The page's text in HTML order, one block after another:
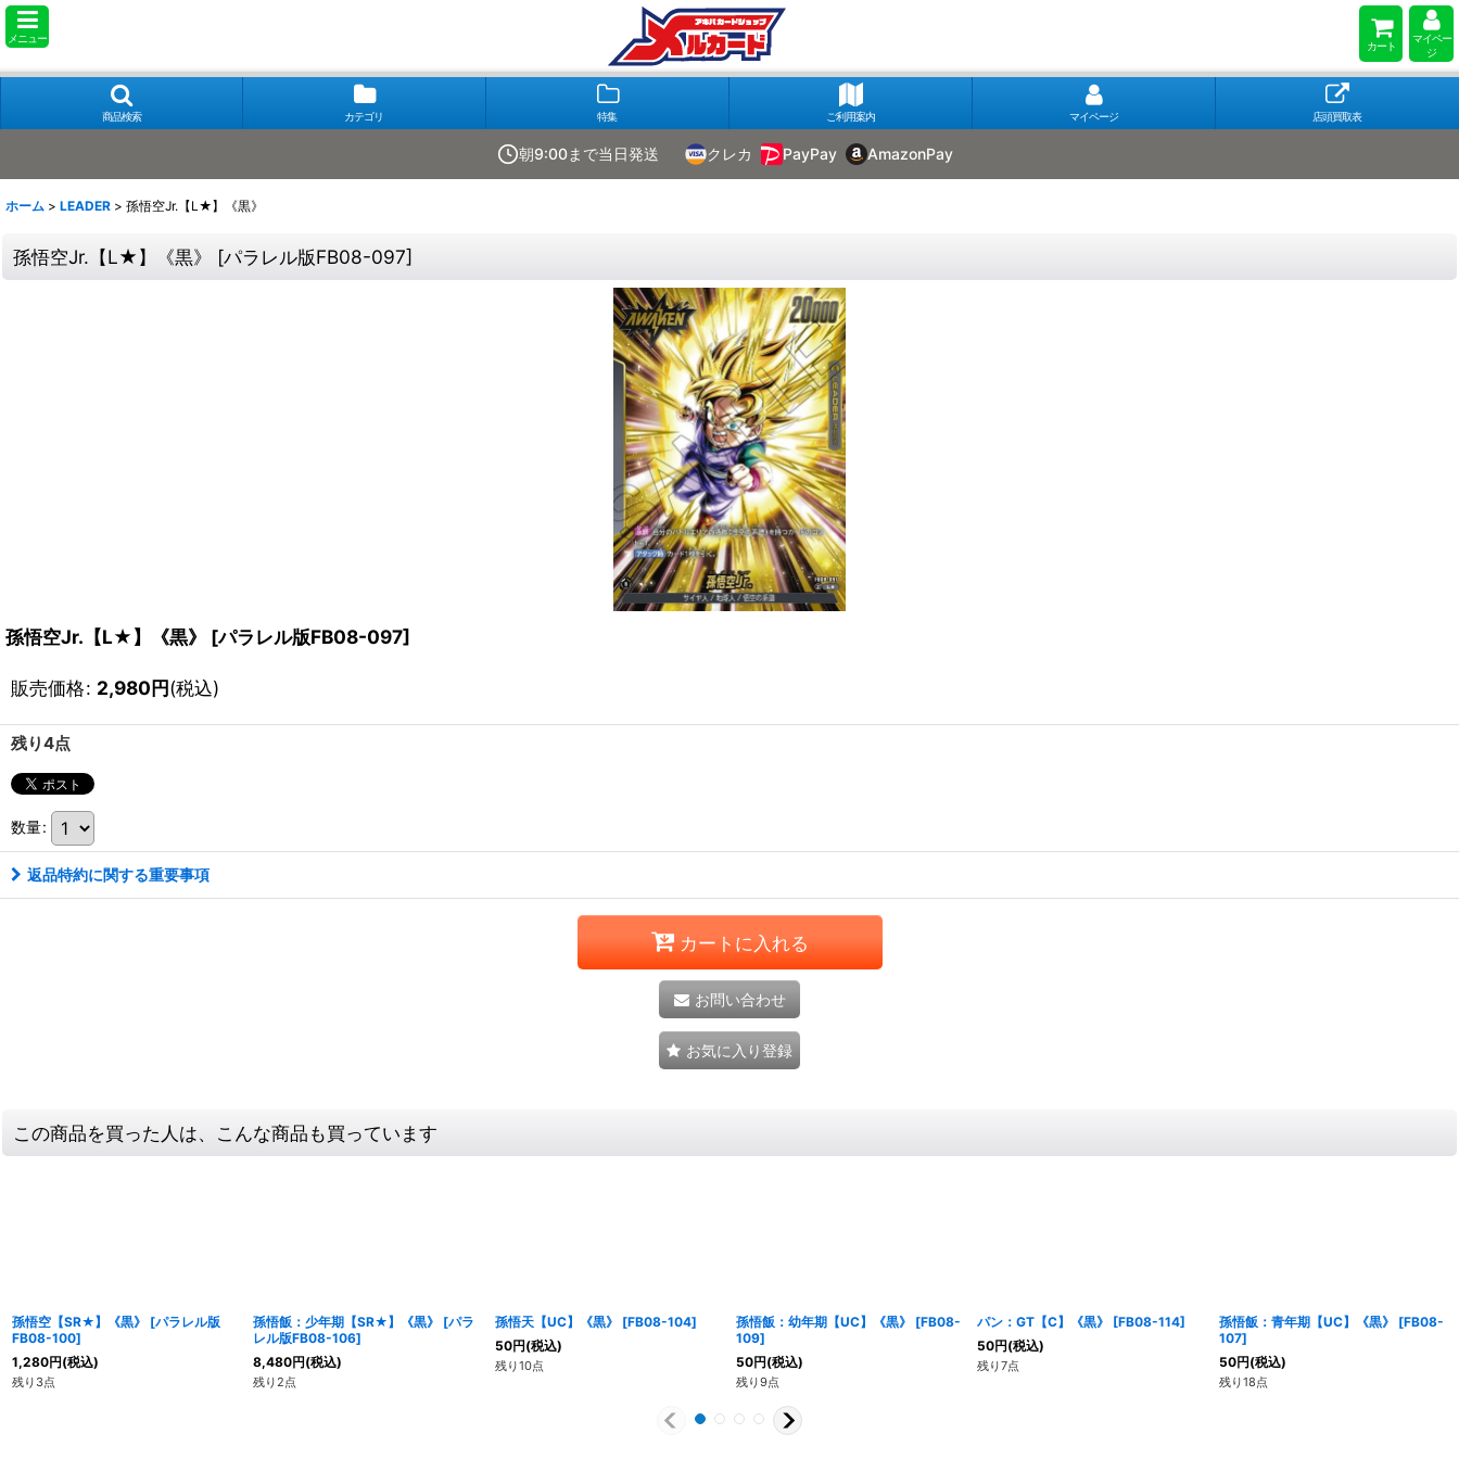
メニュー
カート
マイペー
ジ
商品検索 カテゴリ 特集 ご利用案内 マイページ 店頭買取表
朝9:00まで当日発送 クレカ PayPay AmazonPay
ホーム > LEADER > 孫悟空Jr.【L★】《黒》
孫悟空Jr.【L★】《黒》 [パラレル版FB08-097]
孫悟空Jr.【L★】《黒》 [パラレル版FB08-097]
販売価格: 2,980円(税込)
残り4点
数量:
返品特約に関する重要事項
カートに入れる
お問い合わせ
お気に入り登録
この商品を買った人は、こんな商品も買っています
孫悟空【SR★】《黒》 [パラレル版
FB08-100]
1,280円(税込)
残り3点
孫悟飯：少年期【SR★】《黒》 [パラ
レル版FB08-106]
8,480円(税込)
残り2点
孫悟天【UC】《黒》 [FB08-104]
50円(税込)
残り10点
孫悟飯：幼年期【UC】《黒》 [FB08-
109]
50円(税込)
残り9点
パン：GT【C】《黒》 [FB08-114]
50円(税込)
残り7点
孫悟飯：青年期【UC】《黒》 [FB08-
107]
50円(税込)
残り18点